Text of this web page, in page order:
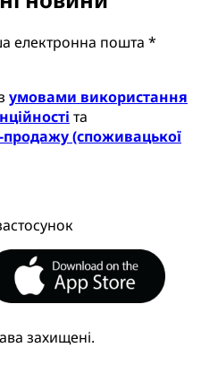
електронна пошта *
умовами використання
та
продажу (споживацької
захищені.